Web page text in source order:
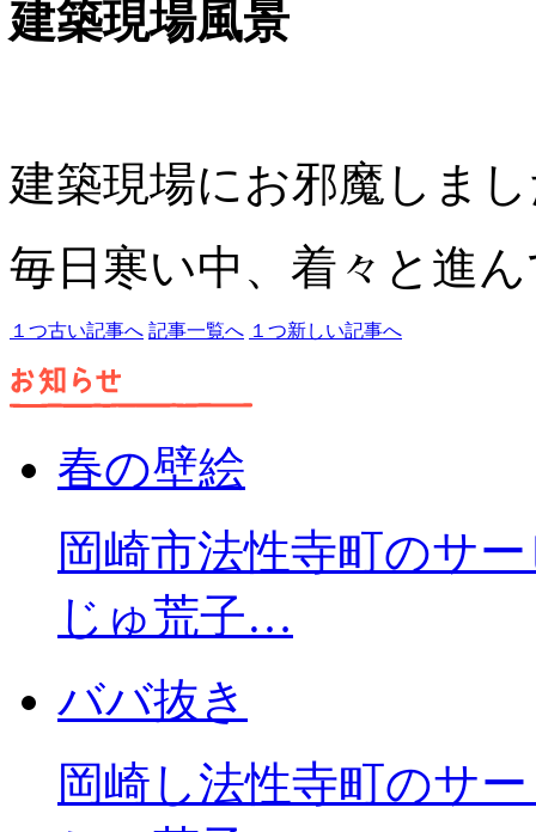
建築現場風景
建築現場にお邪魔しま
毎日寒い中、着々と進
１つ古い記事へ 記事一覧へ １つ新しい記事へ
春の壁絵
岡崎市法性寺町のサ
じゅ荒子…
ババ抜き
岡崎し法性寺町のサ